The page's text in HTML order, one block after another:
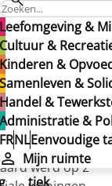
Leefomgeving &
Cultuur &
Kinderen &
Samenleven &
Handel &
Administratie &
FRNLEenvoudige
Mijn ruimte
Mijn ruimte
&
Ad
min
istr
atie
&
Poli
tiek
werd op 2